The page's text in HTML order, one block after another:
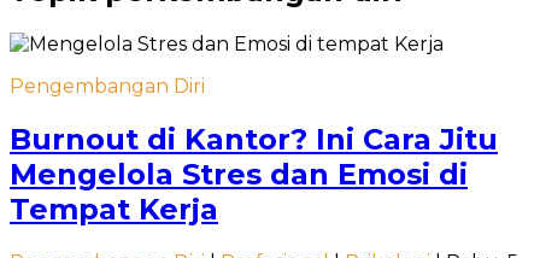
Pengembangan Diri
Burnout di Kantor? Ini Cara Jitu
Mengelola Stres dan Emosi di
Tempat Kerja